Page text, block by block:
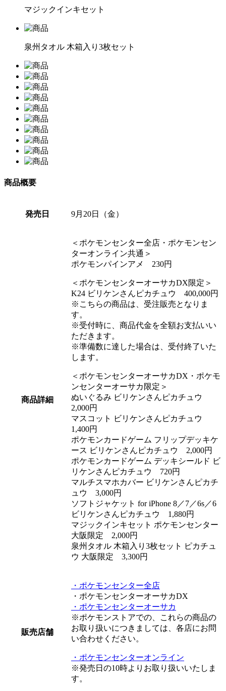
マジックインキセット
泉州タオル 木箱入り3枚セット
商品概要
発売日 9月20日（金）
商品詳細
＜ポケモンセンター全店・ポケモンセン
ターオンライン共通＞
ポケモンパインアメ
230円
＜ポケモンセンターオーサカDX限定＞
K24 ビリケンさんピカチュウ
400,000円
※こちらの商品は、受注販売となりま
す。
※受付時に、商品代金を全額お支払いい
ただきます。
※準備数に達した場合は、受付終了いた
します。
＜ポケモンセンターオーサカDX・ポケモ
ンセンターオーサカ限定＞
ぬいぐるみ ビリケンさんピカチュウ
2,000円
マスコット ビリケンさんピカチュウ
1,400円
ポケモンカードゲーム フリップデッキケ
ース ビリケンさんピカチュウ
2,000円
ポケモンカードゲーム デッキシールド ビ
リケンさんピカチュウ
720円
マルチスマホカバー ビリケンさんピカチ
ュウ
3,000円
ソフトジャケット for iPhone 8／7／6s／6
ビリケンさんピカチュウ
1,880円
マジックインキセット ポケモンセンター
大阪限定 2,000円
泉州タオル 木箱入り3枚セット ピカチュ
ウ 大阪限定 3,300円
販売店舗
・ポケモンセンター全店
・ポケモンセンターオーサカDX
・ポケモンセンターオーサカ
※ポケモンストアでの、これらの商品の
お取り扱いにつきましては、各店にお問
い合わせください。
・ポケモンセンターオンライン
※発売日の10時よりお取り扱いいたしま
す。